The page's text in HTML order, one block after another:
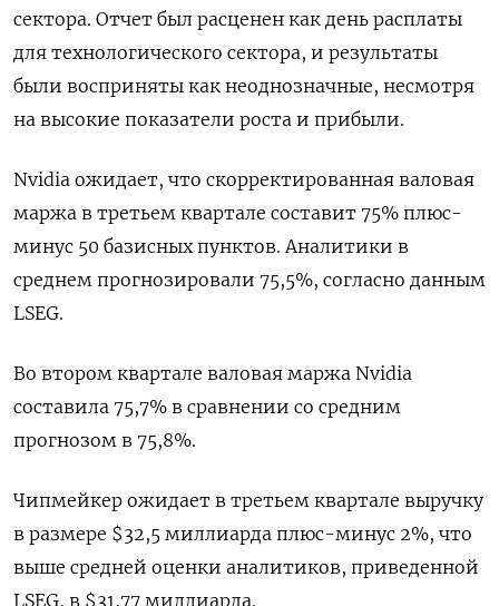
сектора. Отчет был расценен как день расплаты
для технологического сектора, и результаты
были восприняты как неоднозначные, несмотря
на высокие показатели роста и прибыли.
Nvidia ожидает, что скорректированная валовая
маржа в третьем квартале составит 75% плюс-
минус 50 базисных пунктов. Аналитики в
среднем прогнозировали 75,5%, согласно данным
LSEG.
Во втором квартале валовая маржа Nvidia
составила 75,7% в сравнении со средним
прогнозом в 75,8%.
Чипмейкер ожидает в третьем квартале выручку
в размере $32,5 миллиарда плюс-минус 2%, что
выше средней оценки аналитиков, приведенной
LSEG, в $31,77 миллиарда.